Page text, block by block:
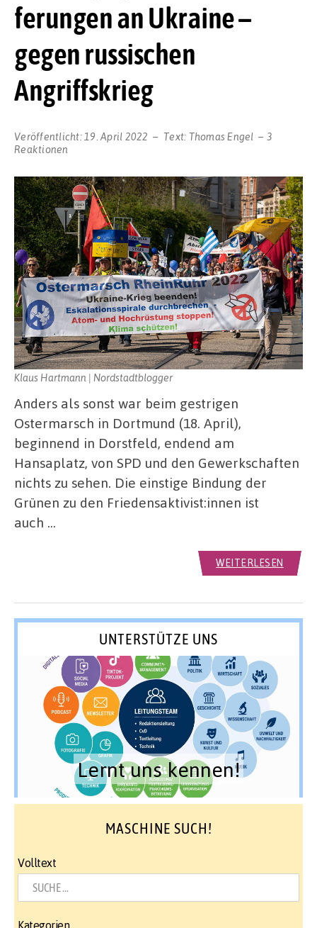
ferungen an Ukraine –
gegen russischen
Angriffskrieg
Veröffentlicht: 19. April 2022 Text: Thomas Engel
3
Reaktionen
Klaus Hartmann | Nordstadtblogger
Anders als sonst war beim gestrigen
Ostermarsch in Dortmund (18. April),
beginnend in Dorstfeld, endend am
Hansaplatz, von SPD und den Gewerkschaften
nichts zu sehen. Die einstige Bindung der
Grünen zu den Friedensaktivist:innen ist
auch …
WEITERLESEN
UNTERSTÜTZE UNS
Lernt uns kennen!
MASCHINE SUCH!
Volltext